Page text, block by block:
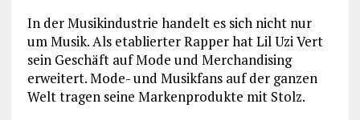
In der Musikindustrie handelt es sich nicht nur
um Musik. Als etablierter Rapper hat Lil Uzi Vert
sein Geschäft auf Mode und Merchandising
erweitert. Mode- und Musikfans auf der ganzen
Welt tragen seine Markenprodukte mit Stolz.